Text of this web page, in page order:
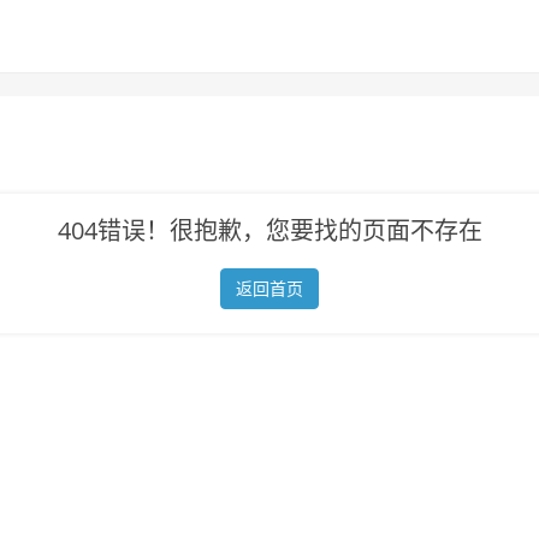
404错误！很抱歉，您要找的页面不存在
返回首页